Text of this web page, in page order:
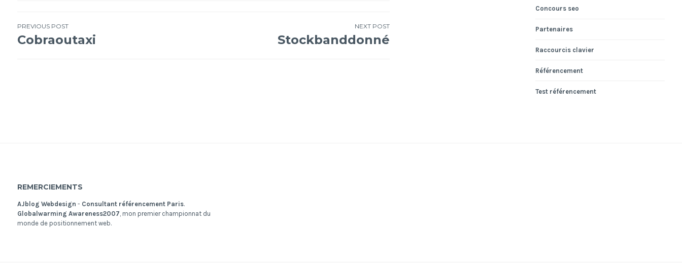
Navigation
PREVIOUS POST
Cobraoutaxi
NEXT POST
Stockbanddonné
Concours seo
Partenaires
Raccourcis clavier
Référencement
Test référencement
REMERCIEMENTS
AJblog Webdesign - Consultant référencement Paris.
Globalwarming Awareness2007 , mon premier championnat du
monde de positionnement web.